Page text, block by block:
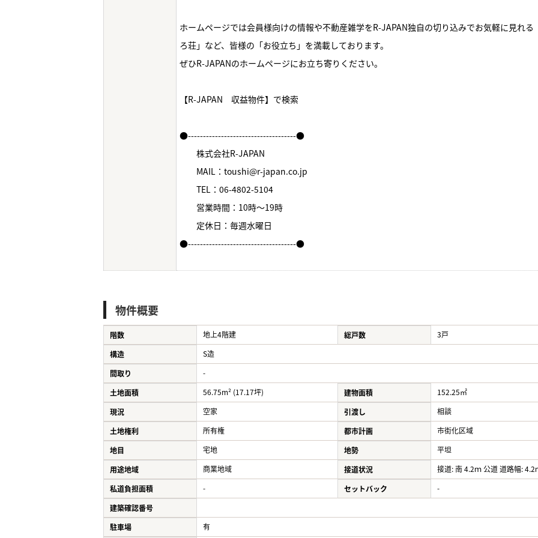
ホームページでは会員様向けの情報や不動産雑学をR-JAPAN独自の切り込みでお気軽に見れる
ろ荘」など、皆様の「お役立ち」を満載しております。
ぜひR-JAPANのホームページにお立ち寄りください。
【R-JAPAN 収益物件】で検索
●------------------------------------●
株式会社R-JAPAN
MAIL：toushi@r-japan.co.jp
TEL：06-4802-5104
営業時間：10時～19時
定休日：毎週水曜日
●------------------------------------●
物件概要
階数 地上4階建 総戸数
3戸
構造
S造
間取り
-
土地面積
56.75m² (17.17坪) 建物面積
152.25㎡
現況
空家 引渡し
相談
土地権利
所有権 都市計画
市街化区域
地目
宅地 地勢
平坦
用途地域
商業地域 接道状況
接道: 南 4.2ｍ 公道 道路幅: 4.2
私道負担面積
- セットバック
-
建築確認番号
駐車場
有